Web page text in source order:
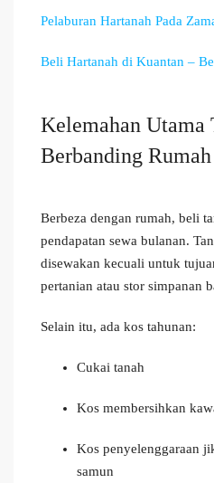
Pelaburan Hartanah Pada
Beli Hartanah di Kuantan –
Kelemahan Utama
Berbanding Rumah
Berbeza dengan rumah, beli
pendapatan sewa bulanan.
disewakan kecuali untuk
pertanian atau stor simpanan
Selain itu, ada kos tahunan:
Cukai tanah
Kos membersihkan
Kos penyelenggaraan
samun